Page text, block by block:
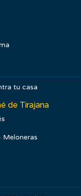
tu casa
de Tirajana
Meloneras